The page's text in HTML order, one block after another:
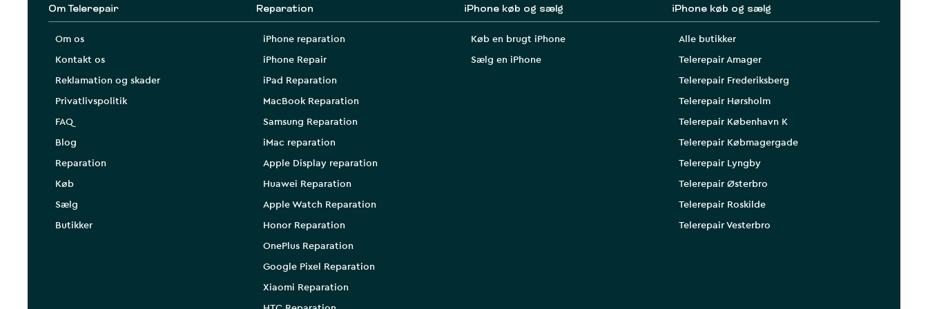
Om Telerepair
Om os
Kontakt os
Reklamation og skader
Privatlivspolitik
FAQ
Blog
Reparation
Køb
Sælg
Butikker
Reparation
iPhone reparation
iPhone Repair
iPad Reparation
MacBook Reparation
Samsung Reparation
iMac reparation
Apple Display reparation
Huawei Reparation
Apple Watch Reparation
Honor Reparation
OnePlus Reparation
Google Pixel Reparation
Xiaomi Reparation
iPhone køb og sælg
Køb en brugt iPhone
Sælg en iPhone
iPhone køb og sælg
Alle butikker
Telerepair Amager
Telerepair Frederiksberg
Telerepair Hørsholm
Telerepair København K
Telerepair Købmagergade
Telerepair Lyngby
Telerepair Østerbro
Telerepair Roskilde
Telerepair Vesterbro